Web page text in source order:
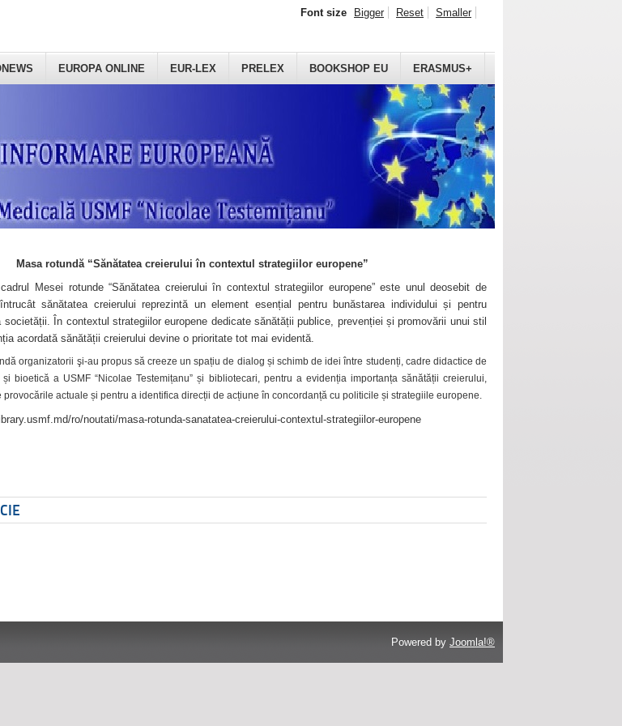
EUROPA ONLINE EUR-LEX PRELEX BOOKSHOP EU ERASMUS+
Font size Bigger Reset Smaller
Masa rotundă “Sănătatea creierului în contextul strategiilor europene”
Mesei rotunde “Sănătatea creierului în contextul strategiilor europene” este unul deosebit de
sănătatea creierului reprezintă un element esențial pentru bunăstarea individului și pentru
societății. În contextul strategiilor europene dedicate sănătății publice, prevenției și promovării unui stil
acordată sănătății creierului devine o prioritate tot mai evidentă.
organizatorii şi-au propus să creeze un spațiu de dialog și schimb de idei între studenți, cadre didactice de
bioetică a USMF “Nicolae Testemițanu” și bibliotecari, pentru a evidenția importanța sănătății creierului,
provocările actuale și pentru a identifica direcții de acțiune în concordanță cu politicile și strategiile europene.
ro/noutati/masa-rotunda-sanatatea-creierului-contextul-strategiilor-europene
Powered by Joomla!®